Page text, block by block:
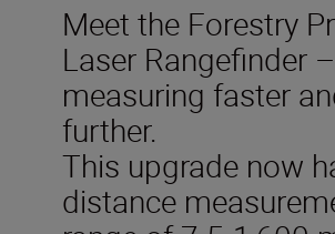
Meet the Forestry
Laser Rangefinder –
measuring faster
further.
This upgrade now
distance